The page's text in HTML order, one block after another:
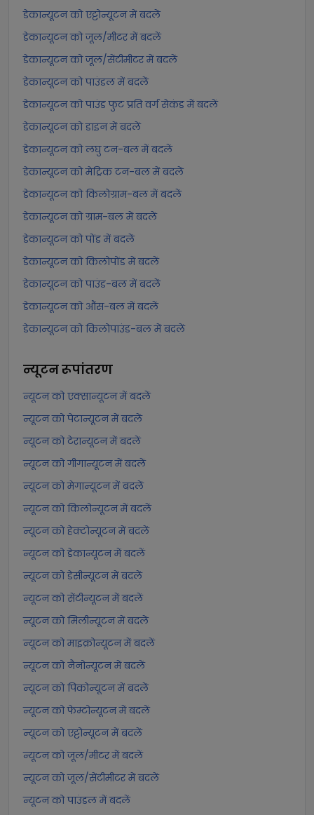
डेकान्यूटन को एट्टोन्यूटन में बदलें
डेकान्यूटन को जूल/मीटर में बदलें
डेकान्यूटन को जूल/सेंटीमीटर में बदलें
डेकान्यूटन को पाउंडल में बदलें
डेकान्यूटन को पाउंड फुट प्रति वर्ग सेकंड में बदलें
डेकान्यूटन को डाइन में बदलें
डेकान्यूटन को लघु टन-बल में बदलें
डेकान्यूटन को मेट्रिक टन-बल में बदलें
डेकान्यूटन को किलोग्राम-बल में बदलें
डेकान्यूटन को ग्राम-बल में बदलें
डेकान्यूटन को पोंड में बदलें
डेकान्यूटन को किलोपोंड में बदलें
डेकान्यूटन को पाउंड-बल में बदलें
डेकान्यूटन को औंस-बल में बदलें
डेकान्यूटन को किलोपाउंड-बल में बदलें
न्यूटनरूपांतरण
न्यूटन को एक्सान्यूटन में बदलें
न्यूटन को पेटान्यूटन में बदलें
न्यूटन को टेरान्यूटन में बदलें
न्यूटन को गीगान्यूटन में बदलें
न्यूटन को मेगान्यूटन में बदलें
न्यूटन को किलोन्यूटन में बदलें
न्यूटन को हेक्टोन्यूटन में बदलें
न्यूटन को डेकान्यूटन में बदलें
न्यूटन को डेसीन्यूटन में बदलें
न्यूटन को सेंटीन्यूटन में बदलें
न्यूटन को मिलीन्यूटन में बदलें
न्यूटन को माइक्रोन्यूटन में बदलें
न्यूटन को नैनोन्यूटन में बदलें
न्यूटन को पिकोन्यूटन में बदलें
न्यूटन को फेम्टोन्यूटन में बदलें
न्यूटन को एट्टोन्यूटन में बदलें
न्यूटन को जूल/मीटर में बदलें
न्यूटन को जूल/सेंटीमीटर में बदलें
न्यूटन को पाउंडल में बदलें